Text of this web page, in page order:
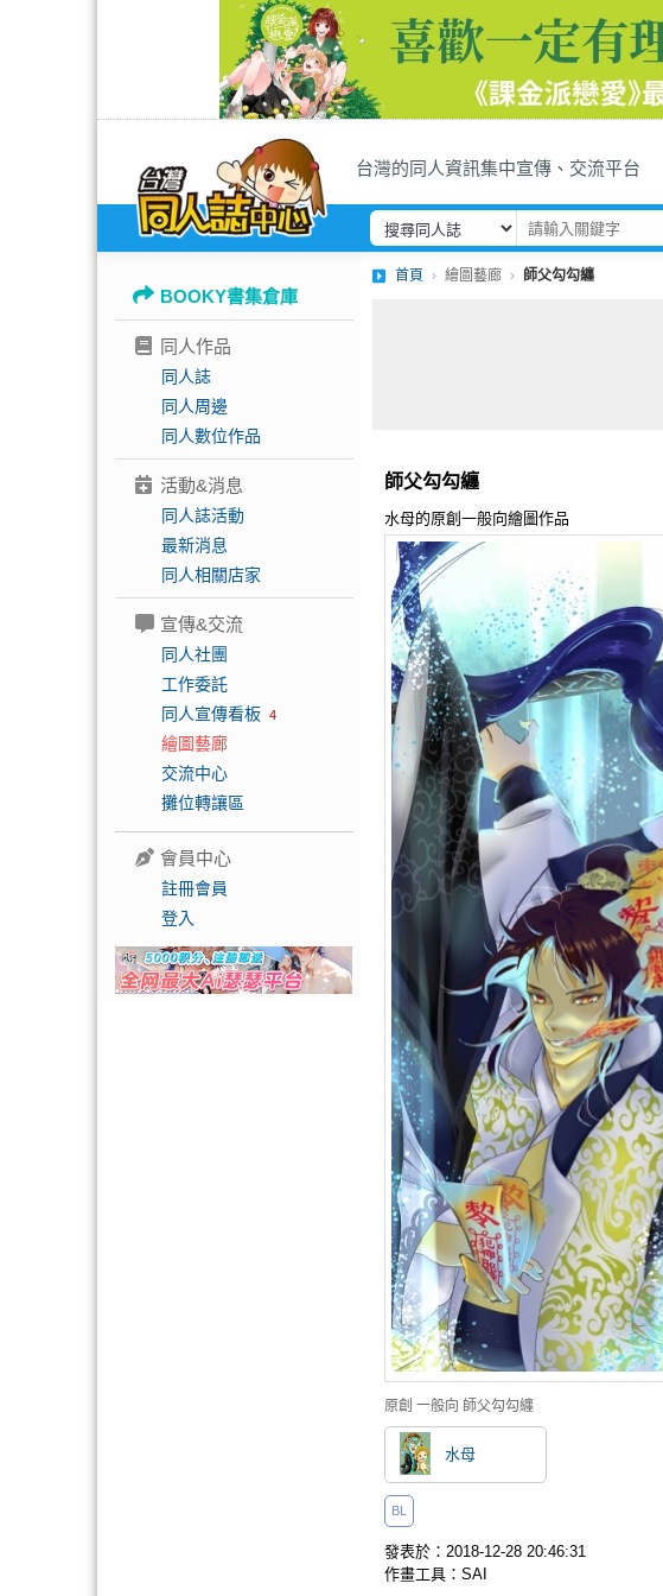
台灣的同人資訊集中宣傳、交流平台
BOOKY書集倉庫
同人作品
同人誌
同人周邊
同人數位作品
活動&消息
同人誌活動
最新消息
同人相關店家
宣傳&交流
同人社團
工作委託
同人宣傳看板 4
繪圖藝廊
交流中心
攤位轉讓區
會員中心
註冊會員
登入
首頁 繪圖藝廊 師父勾勾纏
師父勾勾纏
水母的原創一般向繪圖作品
原創 一般向 師父勾勾纏
水母
BL
發表於：2018-12-28 20:46:31
作畫工具：SAI